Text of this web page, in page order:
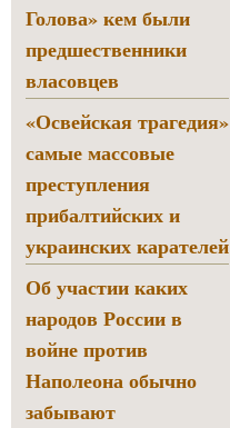
Голова» кем были
предшественники
власовцев
«Освейская трагедия»
самые массовые
преступления
прибалтийских и
украинских карателей
Об участии каких
народов России в
войне против
Наполеона обычно
забывают